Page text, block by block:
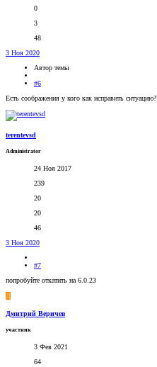
0
3
48
3 Ноя 2020
Автор темы
#6
Есть соображения у кого как исправить ситуацию?
terentevsd
Administrator
24 Ноя 2017
239
20
20
46
3 Ноя 2020
#7
попробуйте откатить на 6.0.23
Д
Дмитрий Веричев
участник
3 Фев 2021
64